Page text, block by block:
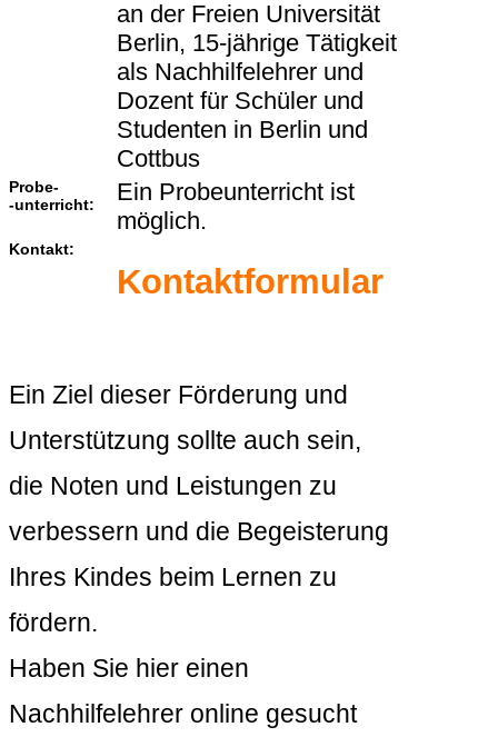
an der Freien Universität
Berlin, 15-jährige Tätigkeit
als Nachhilfelehrer und
Dozent für Schüler und
Studenten in Berlin und
Cottbus
Probe-
-unterricht:
Ein Probeunterricht ist
möglich.
Kontakt:
Kontaktformular
Ein Ziel dieser Förderung und
Unterstützung sollte auch sein,
die Noten und Leistungen zu
verbessern und die Begeisterung
Ihres Kindes beim Lernen zu
fördern.
Haben Sie hier einen
Nachhilfelehrer online gesucht